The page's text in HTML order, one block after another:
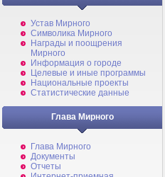
Устав Мирного
Символика Мирного
Награды и поощрения
Мирного
Информация о городе
Целевые и иные программы
Национальные проекты
Статистические данные
Глава Мирного
Глава Мирного
Документы
Отчеты